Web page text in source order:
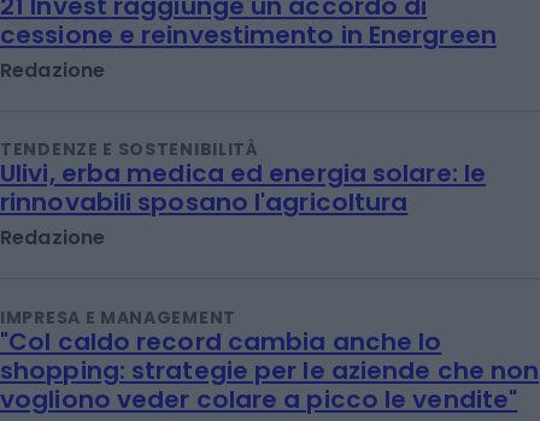
cessione e reinvestimento in Energreen
Redazione
TENDENZE E SOSTENIBILITÀ
Ulivi, erba medica ed energia solare: le
rinnovabili sposano l'agricoltura
Redazione
IMPRESA E MANAGEMENT
"Col caldo record cambia anche lo
shopping: strategie per le aziende che non
vogliono veder colare a picco le vendite"